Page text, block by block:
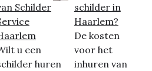
Schilder
u een
huren
schilder in
Haarlem?
De kosten
voor het
inhuren van